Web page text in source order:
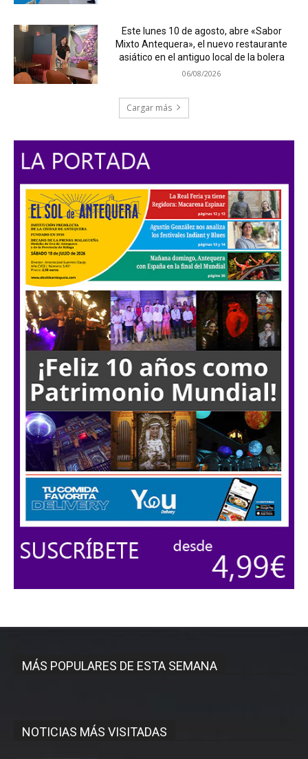
Este lunes 10 de agosto, abre «Sabor
Mixto Antequera», el nuevo restaurante
asiático en el antiguo local de la bolera
06/08/2026
Cargar más
MÁS POPULARES DE ESTA SEMANA
NOTICIAS MÁS VISITADAS